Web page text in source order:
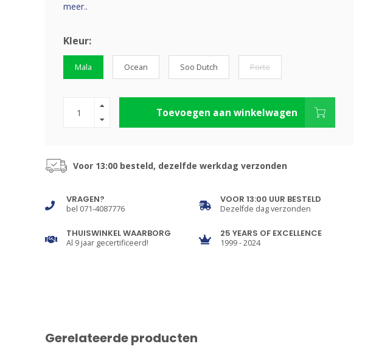
meer..
Kleur:
Mala Ocean Soo Dutch Porto
Toevoegen aan winkelwagen
Voor 13:00 besteld, dezelfde werkdag verzonden
VRAGEN?
bel 071-4087776
VOOR 13:00 UUR BESTELD
Dezelfde dag verzonden
THUISWINKEL WAARBORG
Al 9 jaar gecertificeerd!
25 YEARS OF EXCELLENCE
1999 - 2024
Gerelateerde producten